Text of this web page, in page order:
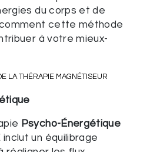
du corps et de
cette méthode
à votre mieux-
LA THÉRAPIE MAGNÉTISEUR
Psycho-Énergétique
un équilibrage